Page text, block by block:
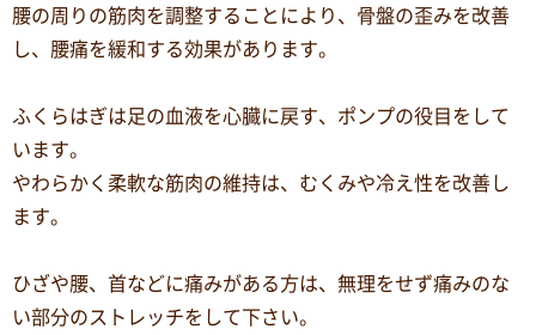
腰の周りの筋肉を調整することにより、骨盤の歪みを改善
し、腰痛を緩和する効果があります。
ふくらはぎは足の血液を心臓に戻す、ポンプの役目をして
います。
やわらかく柔軟な筋肉の維持は、むくみや冷え性を改善し
ます。
ひざや腰、首などに痛みがある方は、無理をせず痛みのな
い部分のストレッチをして下さい。